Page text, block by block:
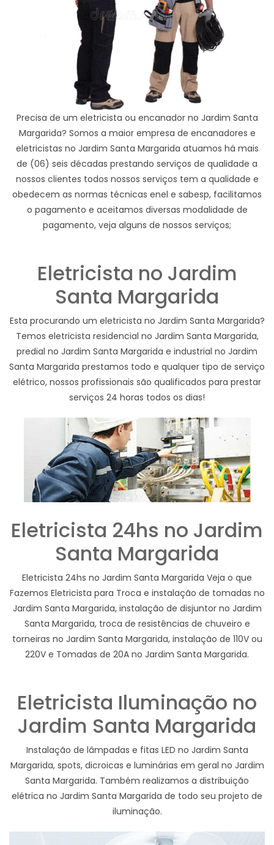
Precisa de um eletricista ou encanador no Jardim Santa
Margarida? Somos a maior empresa de encanadores e
eletricistas no Jardim Santa Margarida atuamos há mais
de (06) seis décadas prestando serviços de qualidade a
nossos clientes todos nossos serviços tem a qualidade e
obedecem as normas técnicas enel e sabesp, facilitamos
o pagamento e aceitamos diversas modalidade de
pagamento, veja alguns de nossos serviços;
Eletricista no Jardim
Santa Margarida
Esta procurando um eletricista no Jardim Santa Margarida?
Temos eletricista residencial no Jardim Santa Margarida,
predial no Jardim Santa Margarida e industrial no Jardim
Santa Margarida prestamos todo e qualquer tipo de serviço
elétrico, nossos profissionais são qualificados para prestar
serviços 24 horas todos os dias!
Eletricista 24hs no Jardim
Santa Margarida
Eletricista 24hs no Jardim Santa Margarida Veja o que
Fazemos Eletricista para Troca e instalação de tomadas no
Jardim Santa Margarida, instalação de disjuntor no Jardim
Santa Margarida, troca de resistências de chuveiro e
torneiras no Jardim Santa Margarida, instalação de 110V ou
220V e Tomadas de 20A no Jardim Santa Margarida.
Eletricista Iluminação no
Jardim Santa Margarida
Instalação de lâmpadas e fitas LED no Jardim Santa
Margarida, spots, dicroicas e luminárias em geral no Jardim
Santa Margarida. Também realizamos a distribuição
elétrica no Jardim Santa Margarida de todo seu projeto de
iluminação.